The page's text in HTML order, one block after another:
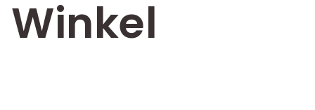
Winkel